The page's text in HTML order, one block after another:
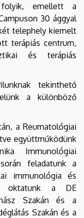
folyik, emellett a
30 ággyal
telephely kiemelt
terápiás centrum,
és terápiás
tekinthető
a különböző
a Reumatológiai
együttműködünk
Immunológiai
feladatunk a
immunológia és
oktatunk a DE
Szakán és a
Szakán és a